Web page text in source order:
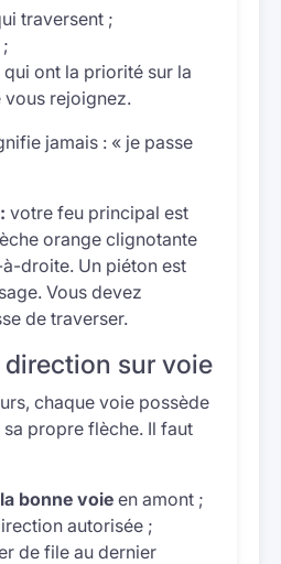
traversent ;
;
ont la priorité sur la
vous rejoignez.
jamais : « je passe
votre feu principal est
orange clignotante
droite. Un piéton est
Vous devez
de traverser.
sur voie
chaque voie possède
propre flèche. Il faut
bonne voie en amont ;
autorisée ;
de file au dernier